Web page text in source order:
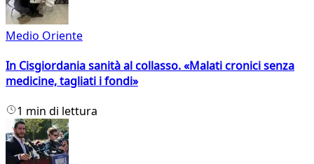
Medio Oriente
In Cisgiordania sanità al collasso. «Malati cronici senza
medicine, tagliati i fondi»
1 min di lettura